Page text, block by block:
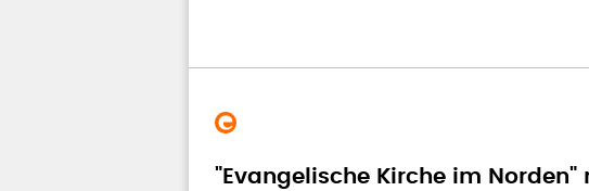
"Evangelische Kirche im